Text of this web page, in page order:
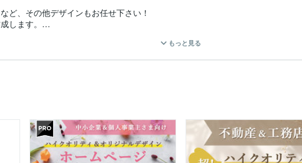
ど、その他デザインもお任せ下さい！
します。
成した古いホームページもスマホ対応で素敵にリニューアル可能です。
たいと思い、高校の服飾科、東京の文化服装学院でファッションを学んだが、
の運用などの経験を経てwebデザイナーになりました。
ァッションのデザインで培ったデザインセンスを生かし自他ともに定評のある
もっと見る